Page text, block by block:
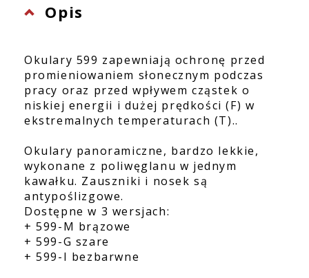
Opis
Okulary 599 zapewniają ochronę przed
promieniowaniem słonecznym podczas
pracy oraz przed wpływem cząstek o
niskiej energii i dużej prędkości (F) w
ekstremalnych temperaturach (T)..
Okulary panoramiczne, bardzo lekkie,
wykonane z poliwęglanu w jednym
kawałku. Zauszniki i nosek są
antypoślizgowe.
Dostępne w 3 wersjach:
+ 599-M brązowe
+ 599-G szare
+ 599-I bezbarwne